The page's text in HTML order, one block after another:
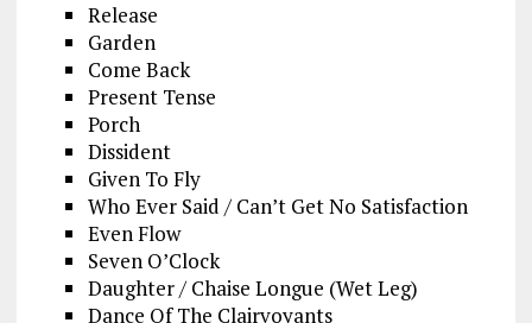
Release
Garden
Come Back
Present Tense
Porch
Dissident
Given To Fly
Who Ever Said / Can’t Get No Satisfaction
Even Flow
Seven O’Clock
Daughter / Chaise Longue (Wet Leg)
Dance Of The Clairvoyants